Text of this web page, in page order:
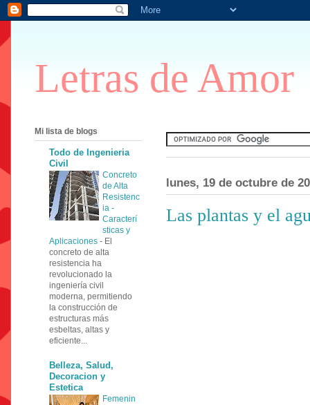
Letras de Amor
lunes, 19 de octubre de
Las plantas y el
Mi lista de blogs
Todo de Ingenieria
Civil
Concreto
de Alta
Resistenc
ia -
Caracterí
sticas y
Aplicaciones - El
concreto de alta
resistencia ha
revolucionado la
ingeniería civil
moderna, permitiendo
la construcción de
estructuras más
esbeltas, altas y
eficiente...
Belleza, Salud,
Decoracion y
Estetica
Femenin